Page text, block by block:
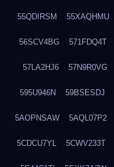
55QDIRSM 55XAQHMU
56SCV4BG 571FDQ4T
57LA2HJ6 57N9R0VG
595U946N 59BSESDJ
5AOPNSAW 5AQL07P2
5CDCU7YL 5CWV233T